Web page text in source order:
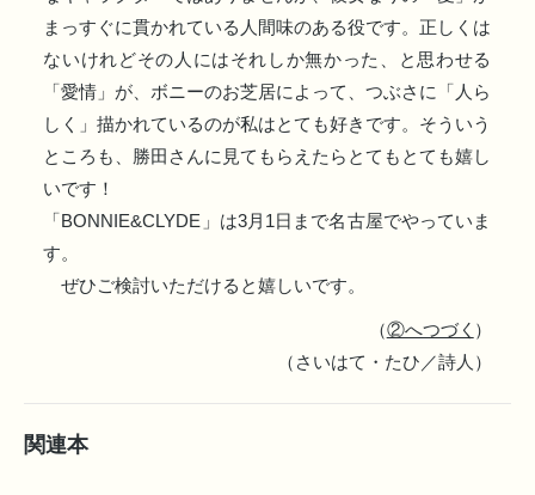
まっすぐに貫かれている人間味のある役です。正しくは
ないけれどその人にはそれしか無かった、と思わせる
「愛情」が、ボニーのお芝居によって、つぶさに「人ら
しく」描かれているのが私はとても好きです。そういう
ところも、勝田さんに見てもらえたらとてもとても嬉し
いです！
「BONNIE&CLYDE」は3月1日まで名古屋でやっていま
す。
ぜひご検討いただけると嬉しいです。
（②へつづく ）
（さいはて・たひ／詩人）
関連本